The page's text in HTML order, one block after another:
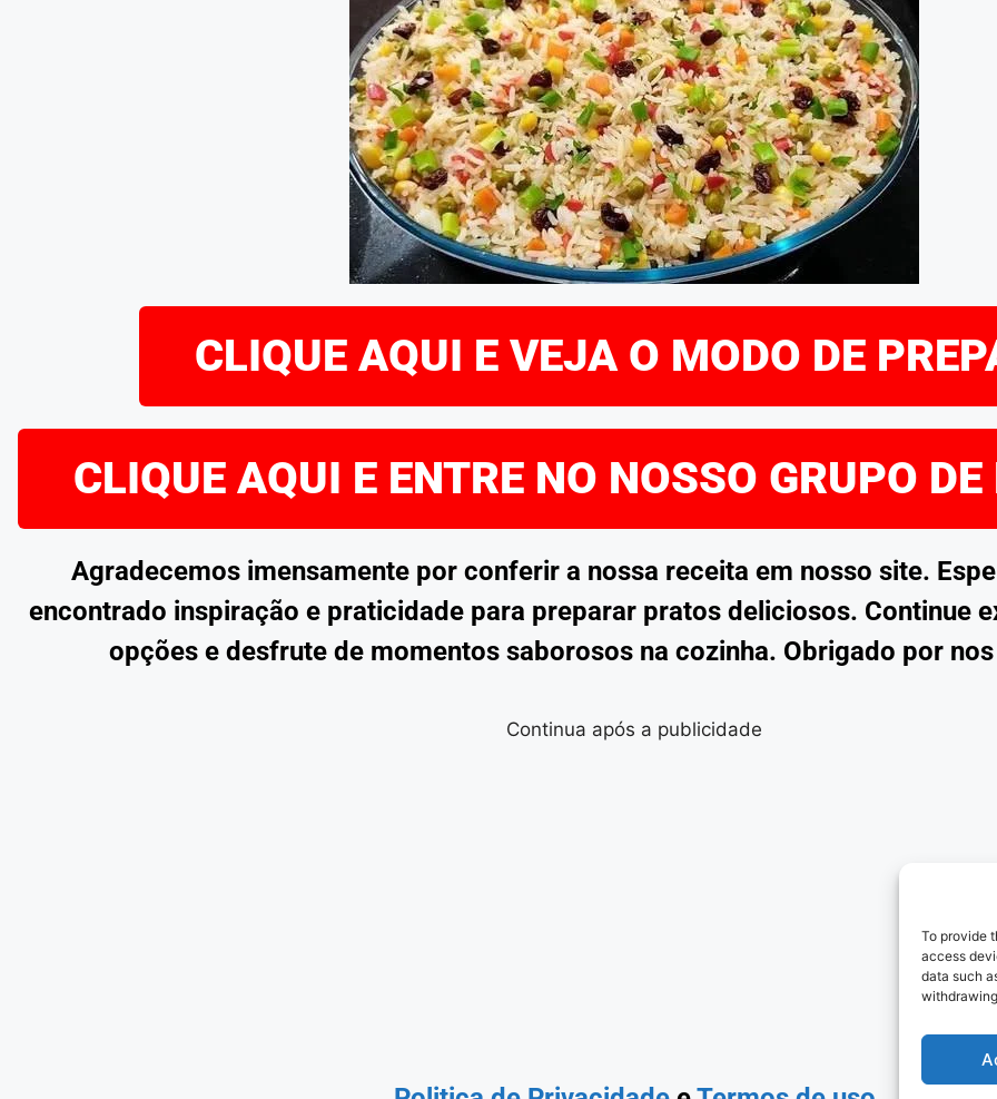
To provide
access
data such
CLIQUE AQUI E VEJA O MODO DE
CLIQUE AQUI E ENTRE NO NOSSO GRUPO DE
Agradecemos imensamente por conferir a nossa receita em nosso site.
encontrado inspiração e praticidade para preparar pratos deliciosos. Continue
opções e desfrute de momentos saborosos na cozinha. Obrigado por
Continua após a publicidade